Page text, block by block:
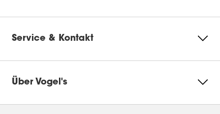
Service & Kontakt
Über Vogel's